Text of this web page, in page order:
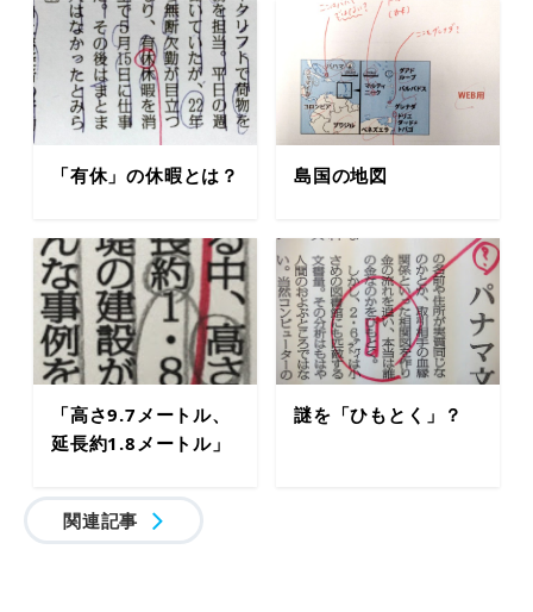
「有休」の休暇とは？ 島国の地図
「高さ9.7メートル、
延長約1.8メートル」
謎を「ひもとく」？
関連記事